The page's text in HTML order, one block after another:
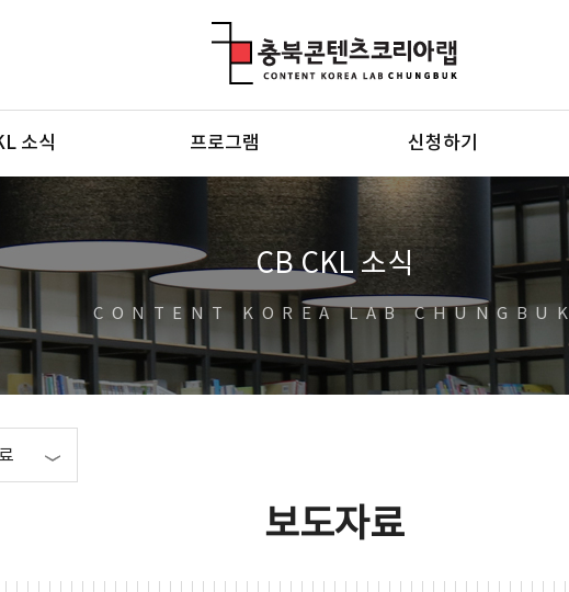
소식 프로그램 신청하기
CB CKL 소식
CONTENT KOREA LAB CHUNGBUK
보도자료